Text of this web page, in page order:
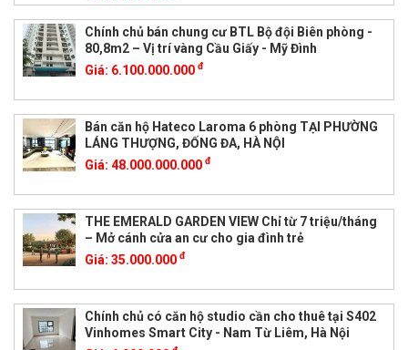
Chính chủ bán chung cư BTL Bộ đội Biên phòng -
80,8m2 – Vị trí vàng Cầu Giấy - Mỹ Đình
Giá: 6.100.000.000 đ
Bán căn hộ Hateco Laroma 6 phòng TẠI PHƯỜNG
LÁNG THƯỢNG, ĐỐNG ĐA, HÀ NỘI
Giá: 48.000.000.000 đ
THE EMERALD GARDEN VIEW Chỉ từ 7 triệu/tháng
– Mở cánh cửa an cư cho gia đình trẻ
Giá: 35.000.000 đ
Chính chủ có căn hộ studio cần cho thuê tại S402
Vinhomes Smart City - Nam Từ Liêm, Hà Nội